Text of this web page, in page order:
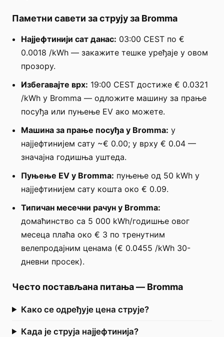
Паметни савети за струју за Bromma
Најјефтинији сат данас: 03:00 CEST по €
0.0018 /kWh — закажите тешке уређаје у овом
прозору.
Избегавајте врх: 19:00 CEST достиже € 0.0321
/kWh у Bromma — одложите машину за прање
посуђа или пуњење EV ако можете.
Машина за прање посуђа у Bromma: у
најјефтинијем сату ~€ 0.00; у врху € 0.04 —
значајна годишња уштеда.
Пуњење EV у Bromma: пуњење од 50 kWh у
најјефтинијем сату кошта око € 0.09.
Типичан месечни рачун у Bromma:
домаћинство са 5 000 kWh/годишње овог
месеца плаћа око € 3 по тренутним
велепродајним ценама (€ 0.0455 /kWh 30-
дневни просек).
Често постављана питања— Bromma
Како се одређује цена струје?
Када је струја најјефтинија?